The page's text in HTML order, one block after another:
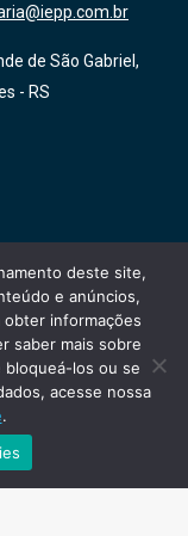
de São Gabriel,
- RS
novidades
deste site,
e anúncios,
informações
saber mais sobre
bloqueá-los ou se
acesse nossa
.